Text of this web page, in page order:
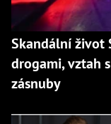
Skandální život
drogami, vztah
zásnuby